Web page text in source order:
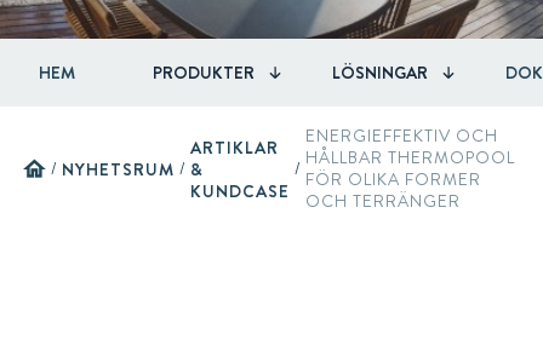
HEM PRODUKTER LÖSNINGAR
home / NYHETSRUM /
ARTIKLAR
&
KUNDCASE
/
ENERGIEFFEKTIV OCH
HÅLLBAR THERMOPOOL
FÖR OLIKA FORMER
OCH TERRÄNGER